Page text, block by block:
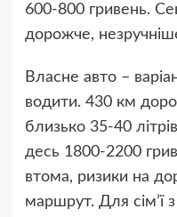
600-800 гривень.
дорожче,
Власне авто –
водити. 430 км
близько 35-40
десь 1800-2200
втома, ризики на
маршрут. Для сім’ї